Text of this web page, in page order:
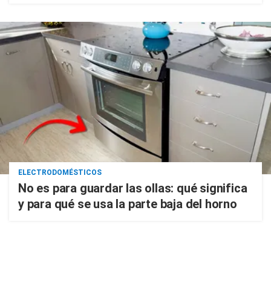
ELECTRODOMÉSTICOS
No es para guardar las ollas: qué significa
y para qué se usa la parte baja del horno